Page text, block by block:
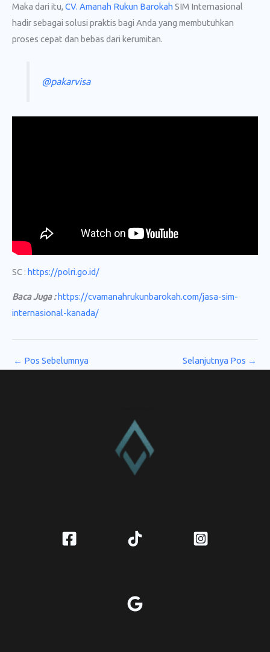
Maka dari itu, CV. Amanah Rukun Barokah SIM Internasional
hadir sebagai solusi praktis bagi Anda yang membutuhkan
proses cepat dan bebas dari kerumitan.
@pakarvisa
SC : https://polri.go.id/
Baca Juga :https://cvamanahrukunbarokah.com/jasa-sim-
internasional-kanada/
← Pos Sebelumnya Selanjutnya Pos →